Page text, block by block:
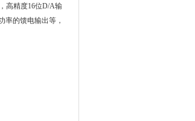
高精度16位D/A输
率的馈电输出等，